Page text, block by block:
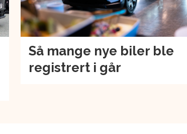
Så mange nye biler ble
registrert i går